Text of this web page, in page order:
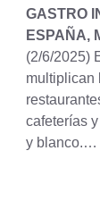
GASTRO
ESPAÑA,
(2/6/2025)
multiplican
cafeterías
y blanco.…